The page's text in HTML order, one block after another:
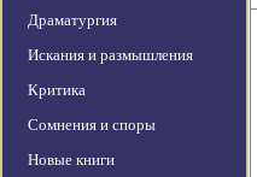
Драматургия
Искания и размышления
Критика
Сомнения и споры
Новые книги